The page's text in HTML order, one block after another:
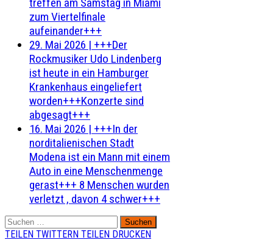
zum Viertelfinale
aufeinander+++
29. Mai 2026 | +++Der
Rockmusiker Udo Lindenberg
ist heute in ein Hamburger
Krankenhaus eingeliefert
worden+++Konzerte sind
abgesagt+++
16. Mai 2026 | +++In der
norditalienischen Stadt
Modena ist ein Mann mit einem
Auto in eine Menschenmenge
gerast+++ 8 Menschen wurden
verletzt , davon 4 schwer+++
Suchen
nach:
TEILEN TWITTERN TEILEN DRUCKEN